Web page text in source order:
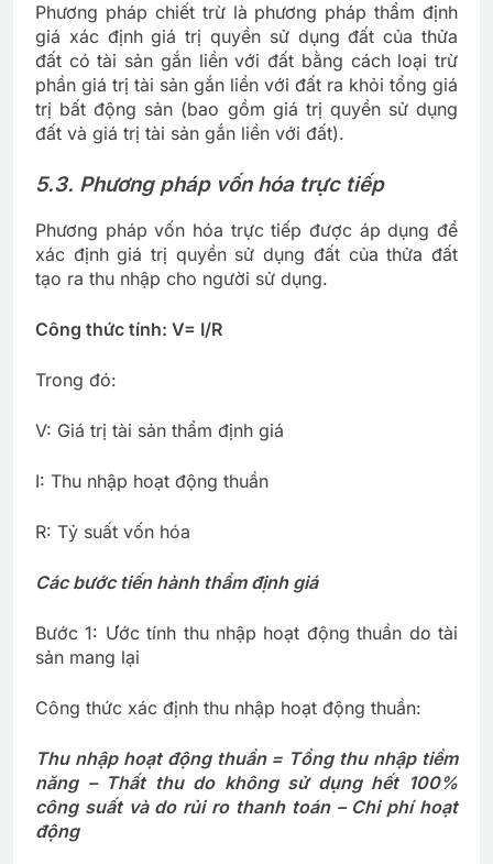
Phương pháp chiết trừ là phương pháp thẩm định
giá xác định giá trị quyền sử dụng đất của thửa
đất có tài sản gắn liền với đất bằng cách loại trừ
phần giá trị tài sản gắn liền với đất ra khỏi tổng giá
trị bất động sản (bao gồm giá trị quyền sử dụng
đất và giá trị tài sản gắn liền với đất).
5.3. Phương pháp vốn hóa trực tiếp
Phương pháp vốn hóa trực tiếp được áp dụng để
xác định giá trị quyền sử dụng đất của thửa đất
tạo ra thu nhập cho người sử dụng.
Công thức tính: V= I/R
Trong đó:
V: Giá trị tài sản thẩm định giá
I: Thu nhập hoạt động thuần
R: Tỷ suất vốn hóa
Các bước tiến hành thẩm định giá
Bước 1: Ước tính thu nhập hoạt động thuần do tài
sản mang lại
Công thức xác định thu nhập hoạt động thuần:
Thu nhập hoạt động thuần = Tổng thu nhập tiềm
năng – Thất thu do không sử dụng hết 100%
công suất và do rủi ro thanh toán – Chi phí hoạt
động